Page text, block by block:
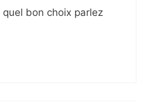
quel bon choix parlez